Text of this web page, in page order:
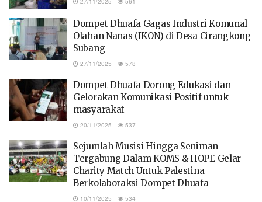
Dompet Dhuafa Gagas Industri Komunal
Olahan Nanas (IKON) di Desa Cirangkong
Subang
27/11/2025 578
Dompet Dhuafa Dorong Edukasi dan
Gelorakan Komunikasi Positif untuk
masyarakat
20/11/2025 537
Sejumlah Musisi Hingga Seniman
Tergabung Dalam KOMS & HOPE Gelar
Charity Match Untuk Palestina
Berkolaboraksi Dompet Dhuafa
10/11/2025 534